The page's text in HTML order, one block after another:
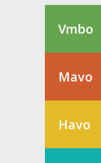
Vmbo
Mavo
Havo